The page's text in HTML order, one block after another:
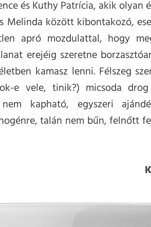
és Kuthy Patrícia, akik olyan
Melinda között kibontakozó,
apró mozdulattal, hogy
erejéig szeretne
kamasz lenni. Félszeg
e vele, tinik?) micsoda
nem kapható, egyszeri
talán nem bűn, felnőtt